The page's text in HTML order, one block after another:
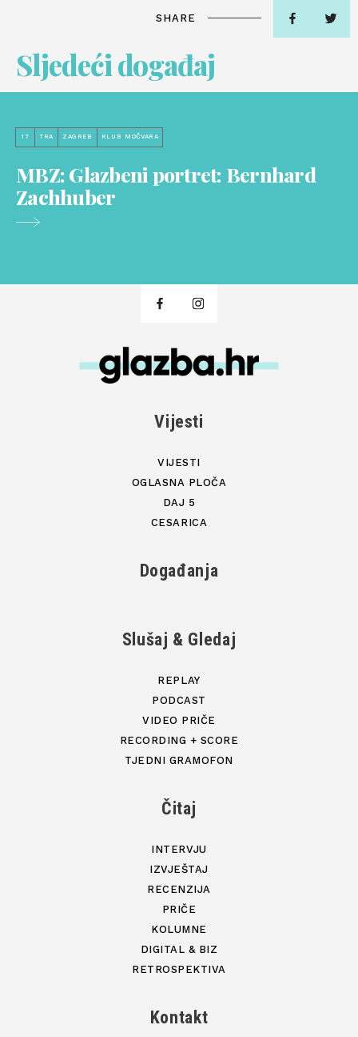
SHARE
Sljedeći događaj
17 TRA ZAGREB KLUB MOČVARA
MBZ: Glazbeni portret: Bernhard
Zachhuber
Vijesti
VIJESTI
OGLASNA PLOČA
DAJ 5
CESARICA
Događanja
Slušaj & Gledaj
REPLAY
PODCAST
VIDEO PRIČE
RECORDING + SCORE
TJEDNI GRAMOFON
Čitaj
INTERVJU
IZVJEŠTAJ
RECENZIJA
PRIČE
KOLUMNE
DIGITAL & BIZ
RETROSPEKTIVA
Kontakt